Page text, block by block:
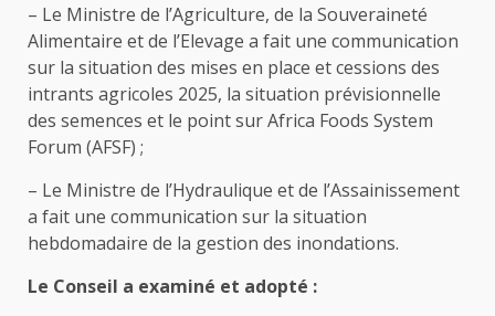
– Le Ministre de l’Agriculture, de la Souveraineté
Alimentaire et de l’Elevage a fait une communication
sur la situation des mises en place et cessions des
intrants agricoles 2025, la situation prévisionnelle
des semences et le point sur Africa Foods System
Forum (AFSF) ;
– Le Ministre de l’Hydraulique et de l’Assainissement
a fait une communication sur la situation
hebdomadaire de la gestion des inondations.
Le Conseil a examiné et adopté :